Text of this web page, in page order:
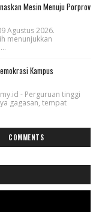
Mesin Menuju Porprov
Agustus 2026.
menunjukkan
Kampus
- Perguruan tinggi
gagasan, tempat
COMMENTS